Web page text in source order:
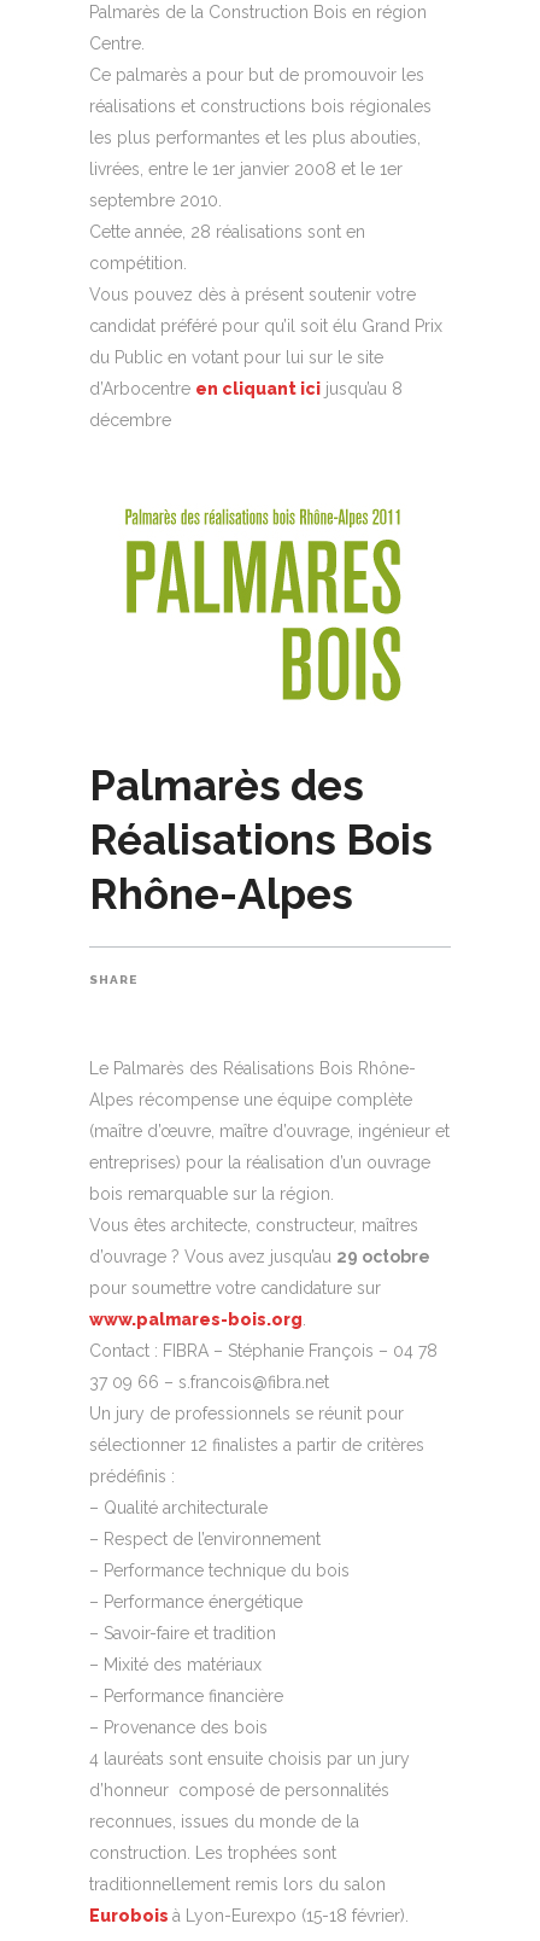
Palmarès de la Construction Bois en région
Centre.
Ce palmarès a pour but de promouvoir les
réalisations et constructions bois régionales
les plus performantes et les plus abouties,
livrées, entre le 1er janvier 2008 et le 1er
septembre 2010.
Cette année, 28 réalisations sont en
compétition.
Vous pouvez dès à présent soutenir votre
candidat préféré pour qu’il soit élu Grand Prix
du Public en votant pour lui sur le site
d’Arbocentre en cliquant ici jusqu’au 8
décembre
Palmarès des
Réalisations Bois
Rhône-Alpes
SHARE
Le Palmarès des Réalisations Bois Rhône-
Alpes récompense une équipe complète
(maître d’œuvre, maître d’ouvrage, ingénieur et
entreprises) pour la réalisation d’un ouvrage
bois remarquable sur la région.
Vous êtes architecte, constructeur, maîtres
d’ouvrage ? Vous avez jusqu’au 29 octobre
pour soumettre votre candidature sur
www.palmares-bois.org
Contact : FIBRA – Stéphanie François – 04 78
37 09 66 – s.francois@fibra.net
Un jury de professionnels se réunit pour
sélectionner 12 finalistes a partir de critères
prédéfinis :
– Qualité architecturale
– Respect de l’environnement
– Performance technique du bois
– Performance énergétique
– Savoir-faire et tradition
– Mixité des matériaux
– Performance financière
– Provenance des bois
4 lauréats sont ensuite choisis par un jury
d’honneur composé de personnalités
reconnues, issues du monde de la
construction. Les trophées sont
traditionnellement remis lors du salon
Eurobois à Lyon-Eurexpo (15-18 février).